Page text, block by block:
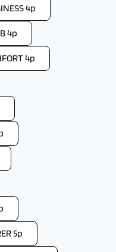
4p
4p
4p
5p